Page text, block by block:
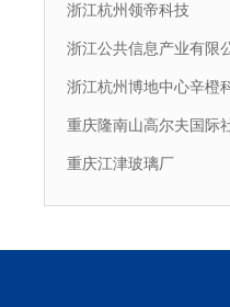
浙江杭州领帝科技
浙江公共信息产业有限
浙江杭州博地中心辛橙
重庆隆南山高尔夫国际
重庆江津玻璃厂